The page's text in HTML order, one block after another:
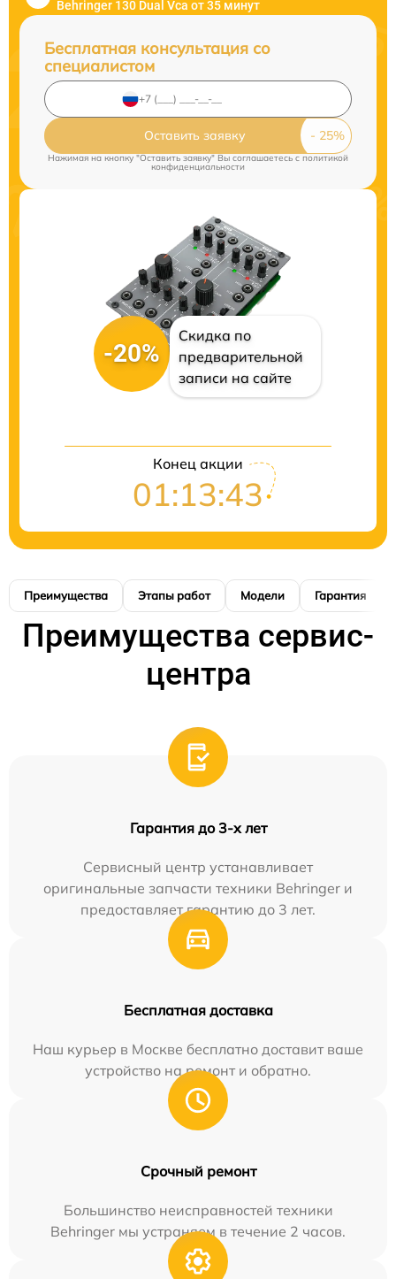
Behringer 130 Dual Vca от 35 минут
Бесплатная консультация со
специалистом
Оставить заявку
Нажимая на кнопку "Оставить заявку" Вы соглашаетесь cполитикой
конфиденциальности
-20%
Скидка по
предварительной
записи на сайте
Конец акции
01:13:42
Преимущества Этапы работ Модели Гарантия
Преимущества сервис-
центра
Гарантия до 3-х лет
Сервисный центр устанавливает
оригинальные запчасти техники Behringer и
предоставляет гарантию до 3 лет.
Бесплатная доставка
Наш курьер в Москве бесплатно доставит ваше
устройство на ремонт и обратно.
Срочный ремонт
Большинство неисправностей техники
Behringer мы устраняем в течение 2 часов.